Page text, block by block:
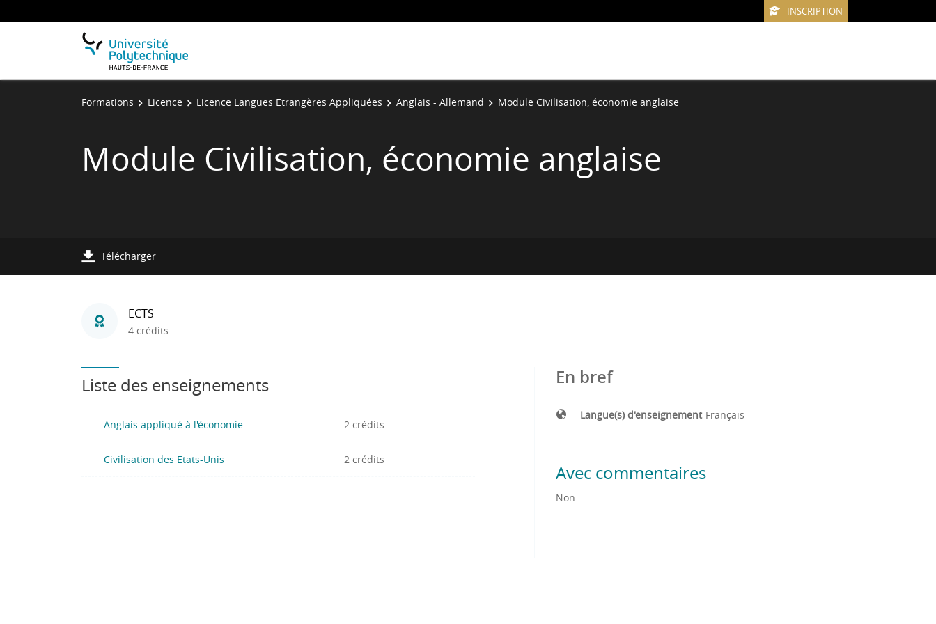
INSCRIPTION
Formations Licence Licence Langues Etrangères Appliquées Anglais - Allemand Module Civilisation, économie anglaise
Module Civilisation, économie anglaise
Télécharger
ECTS
4 crédits
Liste des enseignements
Anglais appliqué à l'économie 2 crédits
Civilisation des Etats-Unis 2 crédits
En bref
Langue(s) d'enseignement Français
Avec commentaires
Non